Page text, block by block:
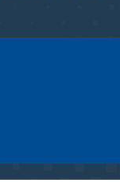
les conditions